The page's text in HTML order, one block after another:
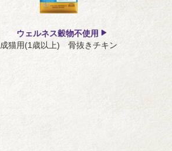
ウェルネス穀物不使用
成猫用(1歳以上) 骨抜きチキン